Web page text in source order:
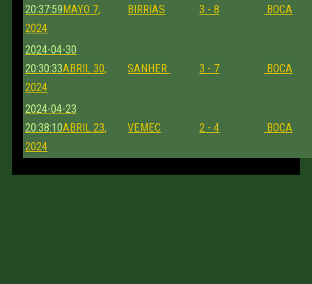
20:37:59MAYO 7,
2024
BIRRIAS 3 - 8 BOCA
2024-04-30
20:30:33ABRIL 30,
2024
SANHER 3 - 7 BOCA
2024-04-23
20:38:10ABRIL 23,
2024
VEMEC 2 - 4 BOCA